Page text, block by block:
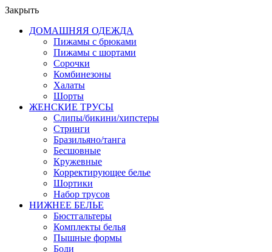
Закрыть
ДОМАШНЯЯ ОДЕЖДА
Пижамы с брюками
Пижамы с шортами
Сорочки
Комбинезоны
Халаты
Шорты
ЖЕНСКИЕ ТРУСЫ
Слипы/бикини/хипстеры
Стринги
Бразильяно/танга
Бесшовные
Кружевные
Корректирующее белье
Шортики
Набор трусов
НИЖНЕЕ БЕЛЬЕ
Бюстгальтеры
Комплекты белья
Пышные формы
Боди